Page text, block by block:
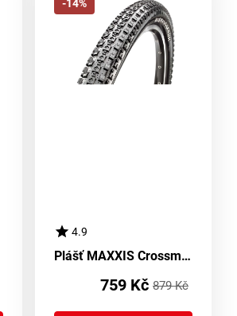
-14%
4.9
Plášť MAXXIS Crossmark Kevlar
759 Kč 879 Kč